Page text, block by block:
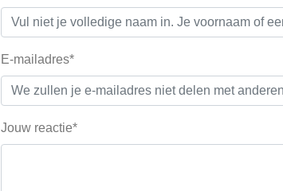
E-mailadres*
Jouw reactie*